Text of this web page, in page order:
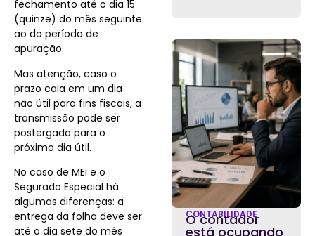
fechamento até o dia 15
(quinze) do mês seguinte
ao do período de
apuração.
Mas atenção, caso o
prazo caia em um dia
não útil para fins fiscais, a
transmissão pode ser
postergada para o
próximo dia útil.
No caso de MEI e o
Segurado Especial há
algumas diferenças: a
entrega da folha deve ser
até o dia sete do mês
CONTABILIDADE
O contador
está ocupando